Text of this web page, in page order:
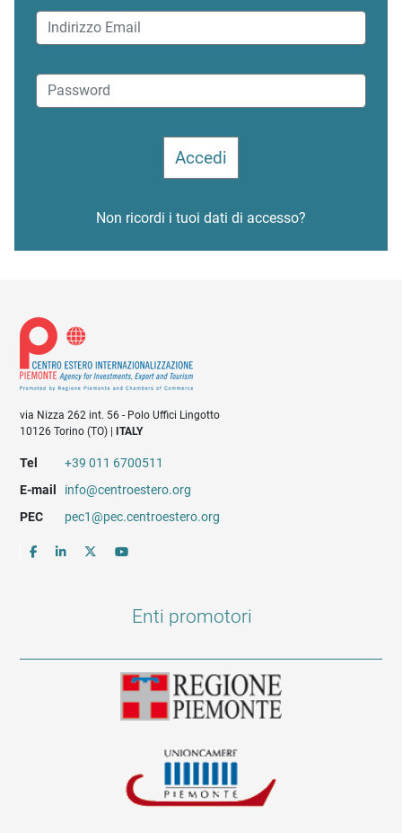
Non ricordi i tuoi dati di accesso?
via Nizza 262 int. 56 - Polo Uffici Lingotto
10126 Torino (TO) |
ITALY
Tel
+39 011 6700511
E-mail
info@centroestero.org
PEC
pec1@pec.centroestero.org
Enti promotori